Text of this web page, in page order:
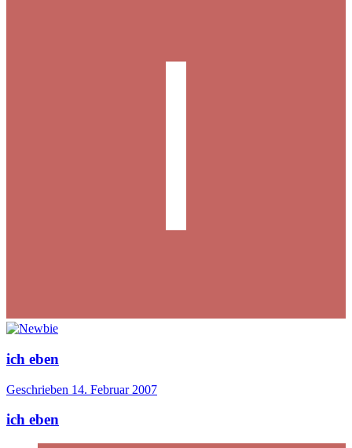
ich eben
Geschrieben 14. Februar 2007
ich eben